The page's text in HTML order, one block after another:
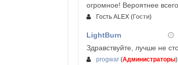
огромное! Вероятнее
Гость ALEX (Гости)
LightBurn
Здравствуйте, лучше не
progwar (Администраторы)